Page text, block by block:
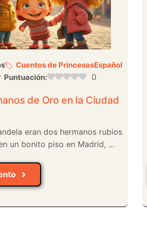
Cuentos de PrincesasEspañol
Puntuación: 0
de Oro en la Ciudad
eran dos hermanos rubios
un bonito piso en Madrid, ...